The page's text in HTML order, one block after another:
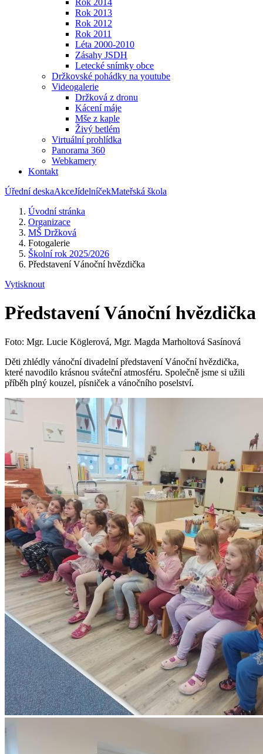
Rok 2014
Rok 2013
Rok 2012
Rok 2011
Léta 2000-2010
Zásahy JSDH
Letecké snímky obce
Držkovské pohádky na youtube
Videogalerie
Držková z dronu
Kácení máje
Mše z kaple
Živý betlém
Virtuální prohlídka
Panorama 360
Webkamery
Kontakt
Úřední deskaAkceJídelníčekMateřská škola
Úvodní stránka
Organizace
MŠ Držková
Fotogalerie
Školní rok 2025/2026
Představení Vánoční hvězdička
Vytisknout
Představení Vánoční hvězdička
Foto: Mgr. Lucie Köglerová, Mgr. Magda Marholtová Sasínová
Děti zhlédly vánoční divadelní představení Vánoční hvězdička,
které navodilo krásnou sváteční atmosféru. Společně jsme si užili
příběh plný kouzel, písniček a vánočního poselství.